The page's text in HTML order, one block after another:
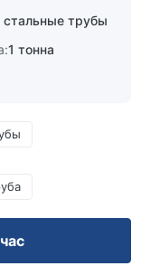
трубы
1 тонна